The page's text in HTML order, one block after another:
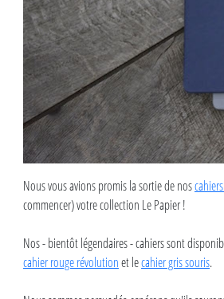
Nous vous avions promis la sortie de nos
commencer) votre collection Le Papier !
Nos - bientôt légendaires - cahiers sont
cahier rouge révolutionet lecahier gris souris.